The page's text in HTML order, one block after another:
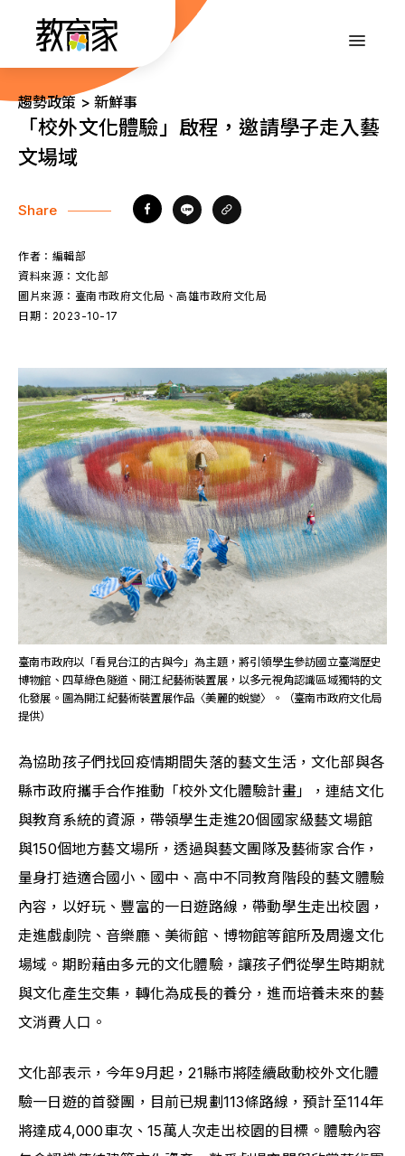
內
::: 趨勢政策 > 新鮮事
「校外文化體驗」啟程，邀請學子走入藝
文場域
Share
作者： 編輯部
資料來源： 文化部
圖片來源： 臺南市政府文化局、高雄市政府文化局
日期： 2023-10-17
臺南市政府以「看見台江的古與今」為主題，將引領學生參訪國立臺灣歷史
博物館、四草綠色隧道、開江紀藝術裝置展，以多元視角認識區域獨特的文
化發展。圖為開江紀藝術裝置展作品〈美麗的蛻變〉。（臺南市政府文化局
提供）
為協助孩子們找回疫情期間失落的藝文生活，文化部與各
縣市政府攜手合作推動「校外文化體驗計畫」，連結文化
與教育系統的資源，帶領學生走進20個國家級藝文場館
與150個地方藝文場所，透過與藝文團隊及藝術家合作，
量身打造適合國小、國中、高中不同教育階段的藝文體驗
內容，以好玩、豐富的一日遊路線，帶動學生走出校園，
走進戲劇院、音樂廳、美術館、博物館等館所及周邊文化
場域。期盼藉由多元的文化體驗，讓孩子們從學生時期就
與文化產生交集，轉化為成長的養分，進而培養未來的藝
文消費人口。
文化部表示，今年9月起，21縣市將陸續啟動校外文化體
驗一日遊的首發團，目前已規劃113條路線，預計至114年
將達成4,000車次、15萬人次走出校園的目標。體驗內容